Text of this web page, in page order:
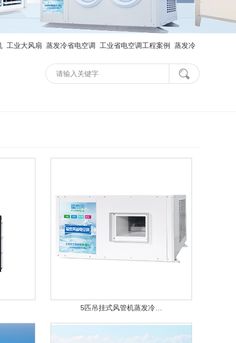
工业大风扇 蒸发冷省电空调 工业省电空调工程案例 蒸发冷
5匹吊挂式风管机蒸发冷…